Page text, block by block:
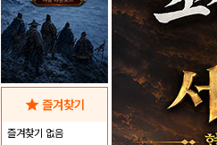
star 즐겨찾기
즐겨찾기 없음